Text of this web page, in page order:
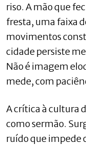
riso. A mão que
fresta, uma faixa
movimentos
cidade persiste
Não é imagem
mede, com
A crítica à cultura
como sermão.
ruído que impede